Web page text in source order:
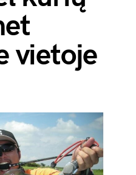
vietoje